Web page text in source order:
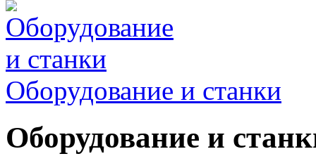
Оборудование и станки
Оборудование и